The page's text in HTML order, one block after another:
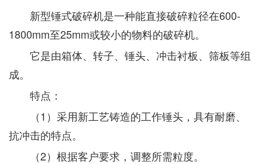
新型锤式破碎机是一种能直接破碎粒径在600-
1800mm至25mm或较小的物料的破碎机。
它是由箱体、转子、锤头、冲击衬板、筛板等组
成。
特点：
（1）采用新工艺铸造的工作锤头，具有耐磨、
抗冲击的特点。
（2）根据客户要求，调整所需粒度。